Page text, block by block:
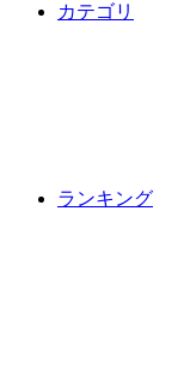
カテゴリ
ランキング